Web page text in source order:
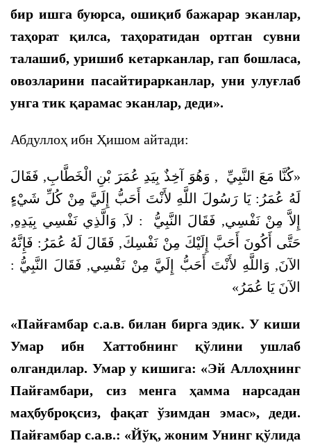
бир ишга буюрса, ошиқиб бажарар эканлар,
таҳорат қилса, таҳоратидан ортган сувни
талашиб, уришиб кетарканлар, гап бошласа,
овозларини пасайтирарканлар, уни улуғлаб
унга тик қарамас эканлар, деди».
Абдуллоҳ ибн Ҳишом айтади:
«كُنَّا مَعَ النَّبِيِّ , وَهُوَ آخِذٌ بِيَدِ عُمَرَ بْنِ الْخَطَّابِ, فَقَالَ
لَهُ عُمَرُ :يَا رَسُولَ اللَّهِ لأَنْتَ أَحَبُّ إِلَيَّ مِنْ كُلِّ شَيْءٍ
إِلاَّ مِنْ نَفْسِي, فَقَالَ النَّبِيُّ : لاَ, وَالَّذِي نَفْسِي بِيَدِهِ,
حَتَّى أَكُونَ أَحَبَّ إِلَيْكَ مِنْ نَفْسِكَ, فَقَالَ لَهُ عُمَرُ : فَإِنَّهُ
الآنَ, وَاللَّهِ لأَنْتَ أَحَبُّ إِلَيَّ مِنْ نَفْسِي, فَقَالَ النَّبِيُّ :
الآنَ يَا عُمَرُ »
«Пайғамбар с.а.в. билан бирга эдик. У киши
Умар ибн Хаттобнинг қўлини ушлаб
олгандилар. Умар у кишига: «Эй Аллоҳнинг
Пайғамбари, сиз менга ҳамма нарсадан
маҳбуброқсиз, фақат ўзимдан эмас», деди.
Пайғамбар с.а.в.: «Йўқ, жоним Унинг қўлида